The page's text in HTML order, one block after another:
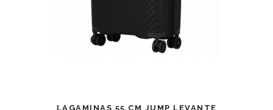
LAGAMINAS 55 CM JUMP LEVANTE